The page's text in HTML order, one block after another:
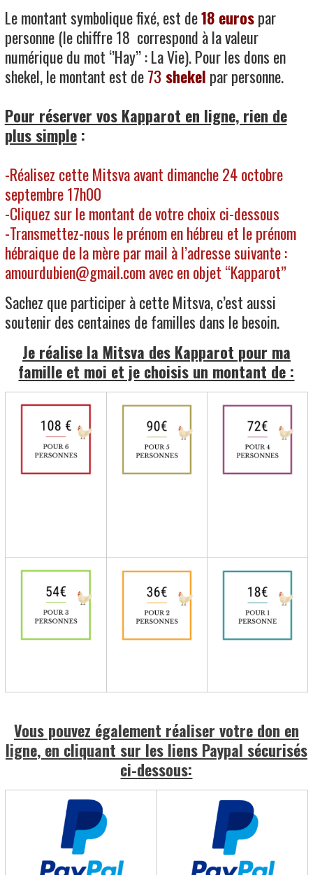
Le montant symbolique fixé, est de18 eurospar
personne (le chiffre 18 correspond à la valeur
numérique du mot ‘’Hay’’ : La Vie). Pour les dons en
shekel, le montant est de73 shekel par personne.
Pour réserver vos Kapparot en ligne, rien de
plus simple:
-Réalisez cette Mitsva avant dimanche 24 octobre
septembre 17h00
-Cliquez sur le montant de votre choix ci-dessous
-Transmettez-nous le prénom en hébreu et le prénom
hébraique de la mère par mail à l’adresse suivante :
amourdubien@gmail.com avec en objet “Kapparot”
Sachez que participer à cette Mitsva, c’est aussi
soutenir des centaines de familles dans le besoin.
Je réalise la Mitsva des Kapparot pour ma
famille et moi et je choisis un montant de :
Vous pouvez également réaliser votre don en
ligne, en cliquant sur les liens Paypal sécurisés
ci-dessous: